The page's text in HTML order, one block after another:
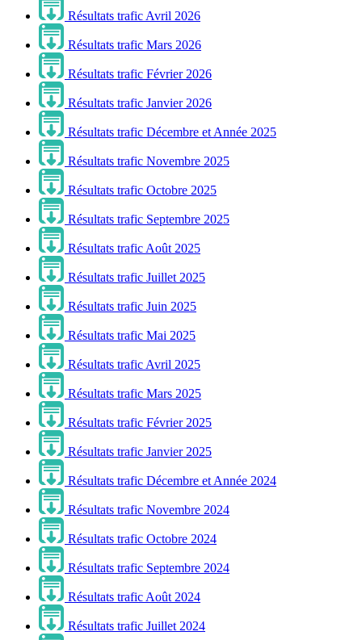
Résultats trafic Avril 2026
Résultats trafic Mars 2026
Résultats trafic Février 2026
Résultats trafic Janvier 2026
Résultats trafic Décembre et Année 2025
Résultats trafic Novembre 2025
Résultats trafic Octobre 2025
Résultats trafic Septembre 2025
Résultats trafic Août 2025
Résultats trafic Juillet 2025
Résultats trafic Juin 2025
Résultats trafic Mai 2025
Résultats trafic Avril 2025
Résultats trafic Mars 2025
Résultats trafic Février 2025
Résultats trafic Janvier 2025
Résultats trafic Décembre et Année 2024
Résultats trafic Novembre 2024
Résultats trafic Octobre 2024
Résultats trafic Septembre 2024
Résultats trafic Août 2024
Résultats trafic Juillet 2024